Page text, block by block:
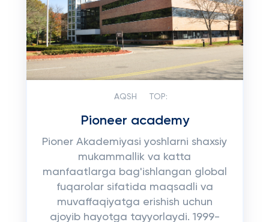
AQSH TOP:
Pioneer academy
Pioner Akademiyasi yoshlarni shaxsiy
mukammallik va katta
manfaatlarga bag'ishlangan global
fuqarolar sifatida maqsadli va
muvaffaqiyatga erishish uchun
ajoyib hayotga tayyorlaydi. 1999-